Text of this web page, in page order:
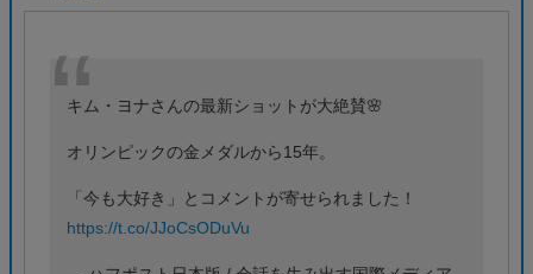
キム・ヨナさんの最新ショットが大絶賛🌸
オリンピックの金メダルから15年。
「今も大好き」とコメントが寄せられました！
https://t.co/JJoCsODuVu